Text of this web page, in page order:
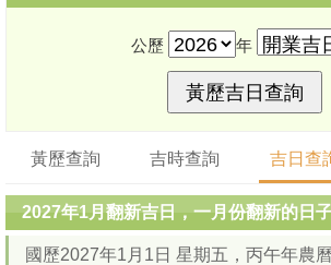
公歷 年
黃歷查詢 吉時查詢 吉日查
2027年1月翻新吉日，一月份翻新的日
國歷2027年1月1日 星期五，丙午年農